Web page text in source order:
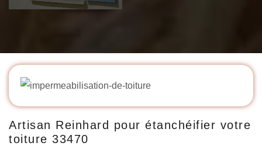
Artisan Reinhard pour étanchéifier votre
toiture 33470